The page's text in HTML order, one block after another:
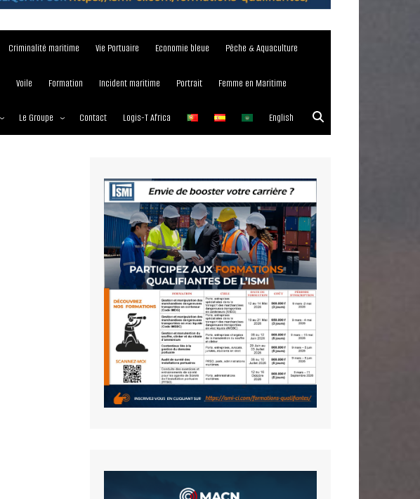
Criminalité maritime Vie Portuaire Economie bleue Pêche & Aquaculture
Voile Formation Incident maritime Portrait Femme en Maritime
Le Groupe
Media Partner 2019 – 2023
Contact Logis-T Africa English